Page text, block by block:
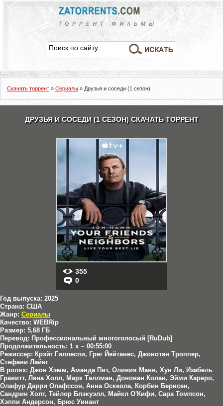
Скачать торрент » Сериалы » Друзья и соседи (1 сезон)
ДРУЗЬЯ И СОСЕДИ (1 СЕЗОН) СКАЧАТЬ ТОРРЕНТ
355
0
Год выпуска: 2025
Страна: США
Жанр: Сериалы
Качество: WEBRip
Размер: 5,68 ГБ
Перевод: Профессиональный многоголосый [RuDub]
Продолжительность: 1 x ~ 00:55:00
Режиссер: Крэйг Гиллеспи, Грег Йейтанес, Джонотан Троппер,
Стефани Лайнг
В ролях: Джон Хэмм, Аманда Пит, Оливия Манн, Хун Ли, Изабель
Гравитт, Лена Холл, Марк Таллман, Донован Колан, Эйми Кареро,
Олафур Дарри Олафссон, Анна Оскеола, Корбин Бернсен,
Сандрин Холт, Тейлор Блэкуэлл, Майкл О'Кифи, Сара Томпсон,
Хэппи Андерсон, Брюс Уинант